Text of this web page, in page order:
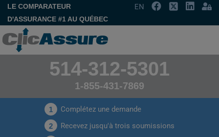
LE COMPARATEUR
D'ASSURANCE #1 AU QUÉBEC
EN
514-312-5301
1-855-431-7869
1 Complétez une demande
2 Recevez jusqu'à trois soumissions